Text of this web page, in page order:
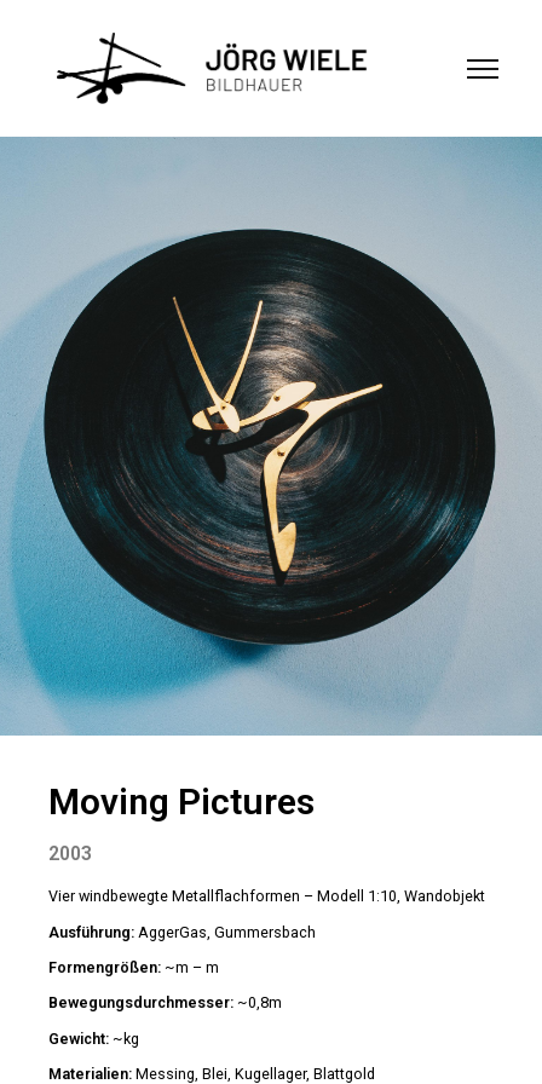
Moving Pictures
2003
Vier windbewegte Metallflachformen – Modell 1:10, Wandobjekt
Ausführung: AggerGas, Gummersbach
Formengrößen: ~m – m
Bewegungsdurchmesser: ~0,8m
Gewicht: ~kg
Materialien: Messing, Blei, Kugellager, Blattgold